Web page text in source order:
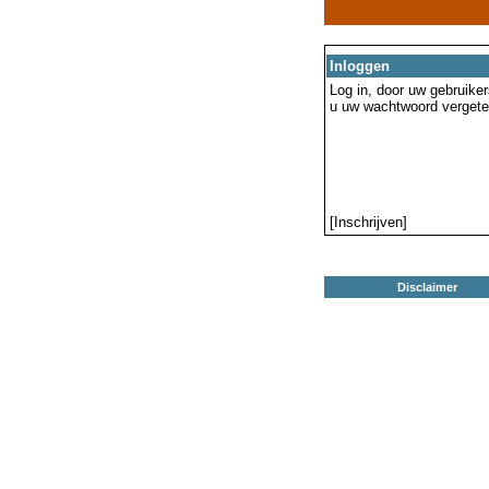
Inloggen
Log in, door uw
u uw wachtwoord
[Inschrijven]
Disclaimer